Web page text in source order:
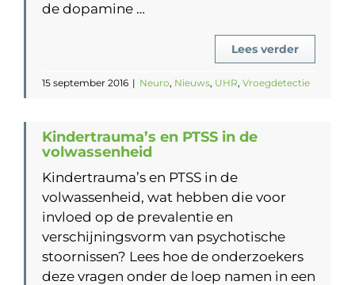
de dopamine …
Lees verder
15 september 2016 | Neuro, Nieuws, UHR, Vroegdetectie
Kindertrauma’s en PTSS in de
volwassenheid
Kindertrauma’s en PTSS in de
volwassenheid, wat hebben die voor
invloed op de prevalentie en
verschijningsvorm van psychotische
stoornissen? Lees hoe de onderzoekers
deze vragen onder de loep namen in een